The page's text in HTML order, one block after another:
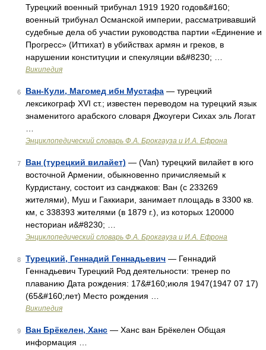
Турецкий военный трибунал 1919 1920 годов&#160;
военный трибунал Османской империи, рассматривавший
судебные дела об участии руководства партии «Единение и
Прогресс» (Иттихат) в убийствах армян и греков, в
нарушении конституции и спекуляции в&#8230; …
Википедия
6 Ван-Кули, Магомед ибн Мустафа — турецкий
лексикограф XVI ст.; известен переводом на турецкий язык
знаменитого арабского словаря Джоугери Сихах эль Логат
Энциклопедический словарь Ф.А. Брокгауза и И.А. Ефрона
7 Ван (турецкий вилайет) — (Van) турецкий вилайет в юго
восточной Армении, обыкновенно причисляемый к
Курдистану, состоит из санджаков: Ван (с 233269
жителями), Муш и Гаккиари, занимает площадь в 3300 кв.
км, с 338393 жителями (в 1879 г.), из которых 120000
несториан и&#8230; …
Энциклопедический словарь Ф.А. Брокгауза и И.А. Ефрона
8 Турецкий, Геннадий Геннадьевич — Геннадий
Геннадьевич Турецкий Род деятельности: тренер по
плаванию Дата рождения: 17&#160;июля 1947(1947 07 17)
(65&#160;лет) Место рождения …
Википедия
9 Ван Брёкелен, Ханс — Ханс ван Брёкелен Общая
информация …